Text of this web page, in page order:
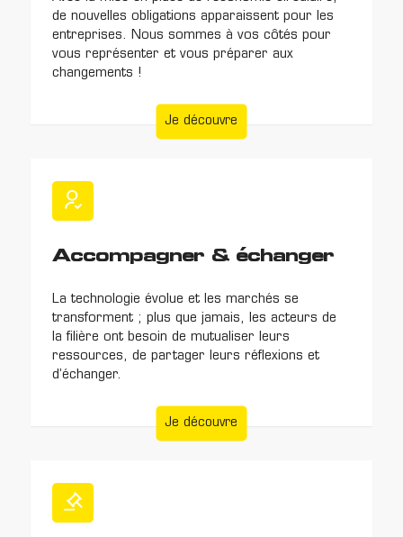
de nouvelles obligations apparaissent pour les
entreprises. Nous sommes à vos côtés pour
vous représenter et vous préparer aux
changements !
Je découvre
Accompagner & échanger
La technologie évolue et les marchés se
transforment ; plus que jamais, les acteurs de
la filière ont besoin de mutualiser leurs
ressources, de partager leurs réflexions et
d’échanger.
Je découvre